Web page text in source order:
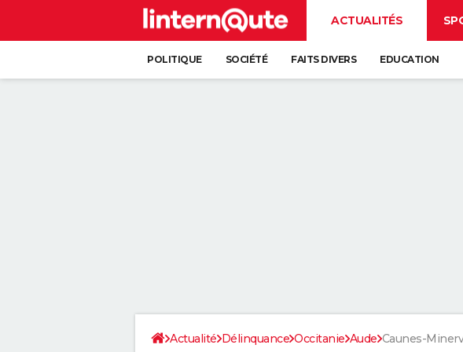
ACTUALITÉS
POLITIQUE SOCIÉTÉ FAITS DIVERS EDUCATION
Actualité Délinquance Occitanie Aude Caunes-